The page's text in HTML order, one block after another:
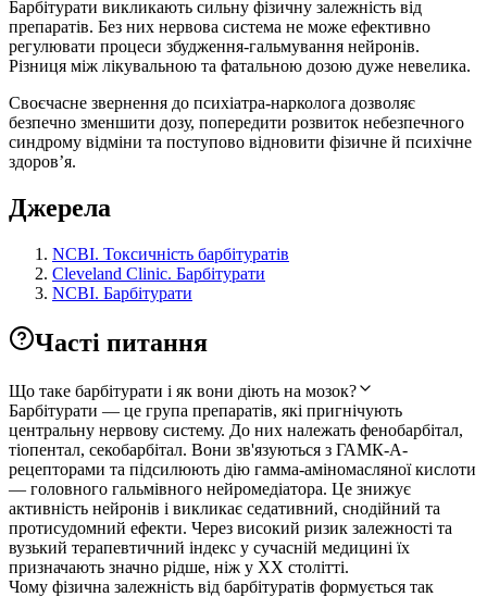
Барбітурати викликають сильну фізичну залежність від
препаратів. Без них нервова система не може ефективно
регулювати процеси збудження-гальмування нейронів.
Різниця між лікувальною та фатальною дозою дуже невелика.
Своєчасне звернення до психіатра-нарколога дозволяє
безпечно зменшити дозу, попередити розвиток небезпечного
синдрому відміни та поступово відновити фізичне й психічне
здоров’я.
Джерела
NCBI. Токсичність барбітуратів
Cleveland Clinic. Барбітурати
NCBI. Барбітурати
Часті питання
Що таке барбітурати і як вони діють на мозок?
Барбітурати — це група препаратів, які пригнічують
центральну нервову систему. До них належать фенобарбітал,
тіопентал, секобарбітал. Вони зв'язуються з ГАМК-А-
рецепторами та підсилюють дію гамма-аміномасляної кислоти
— головного гальмівного нейромедіатора. Це знижує
активність нейронів і викликає седативний, снодійний та
протисудомний ефекти. Через високий ризик залежності та
вузький терапевтичний індекс у сучасній медицині їх
призначають значно рідше, ніж у XX столітті.
Чому фізична залежність від барбітуратів формується так